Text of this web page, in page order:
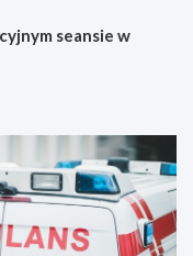
seansie w